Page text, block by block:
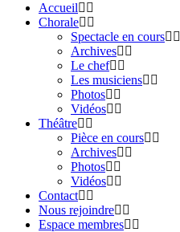
Accueil
Chorale
Spectacle en cours
Archives
Le chef
Les musiciens
Photos
Vidéos
Théâtre
Pièce en cours
Archives
Photos
Vidéos
Contact
Nous rejoindre
Espace membres